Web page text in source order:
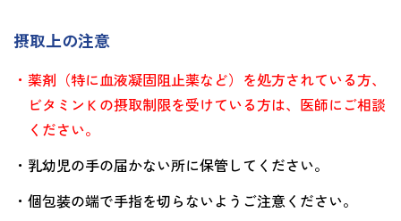
摂取上の注意
・薬剤（特に血液凝固阻止薬など）を処方されている方、
ビタミンＫの摂取制限を受けている方は、医師にご相談
ください。
・乳幼児の手の届かない所に保管してください。
・個包装の端で手指を切らないようご注意ください。